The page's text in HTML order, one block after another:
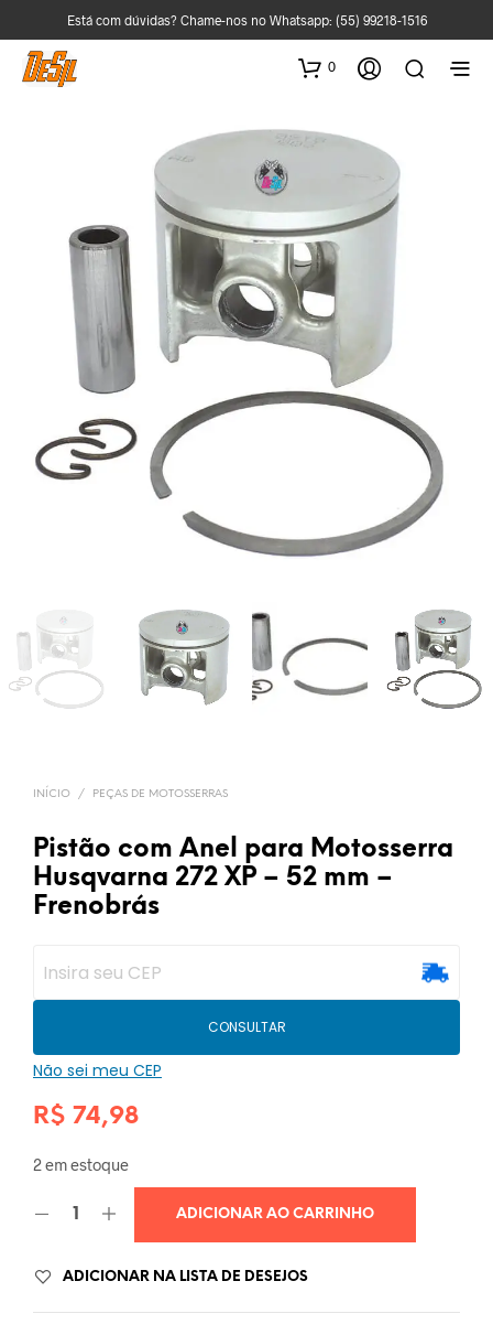
Está com dúvidas? Chame-nos no Whatsapp: (55) 99218-1516
0
INÍCIO / PEÇAS DE MOTOSSERRAS
Pistão com Anel para Motosserra
Husqvarna 272 XP – 52 mm –
Frenobrás
CONSULTAR
Não sei meu CEP
R$ 74,98
2 em estoque
ADICIONAR AO CARRINHO
ADICIONAR NA LISTA DE DESEJOS